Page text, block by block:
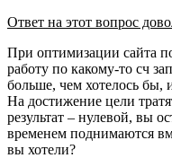
Ответ на этот вопрос
При оптимизации сайта
работу по какому-то сч
больше, чем хотелось бы,
На достижение цели
результат – нулевой, вы
временем поднимаются
вы хотели?